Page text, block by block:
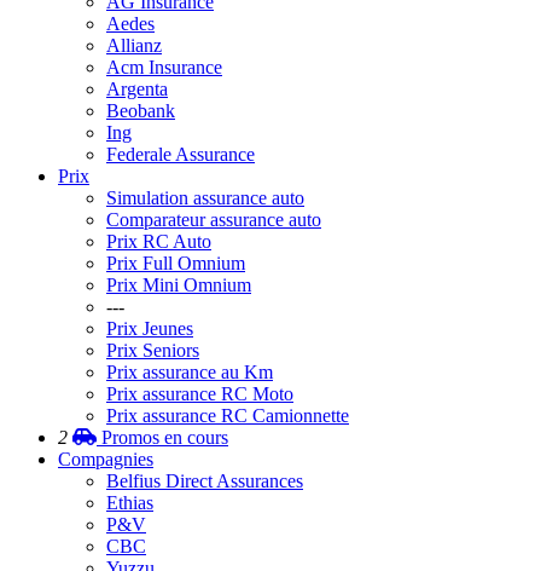
Aedes
Allianz
Acm Insurance
Argenta
Beobank
Ing
Federale Assurance
Prix
Simulation assurance auto
Comparateur assurance auto
Prix RC Auto
Prix Full Omnium
Prix Mini Omnium
---
Prix Jeunes
Prix Seniors
Prix assurance au Km
Prix assurance RC Moto
Prix assurance RC Camionnette
2
Promos en cours
Compagnies
Belfius Direct Assurances
Ethias
P&V
CBC